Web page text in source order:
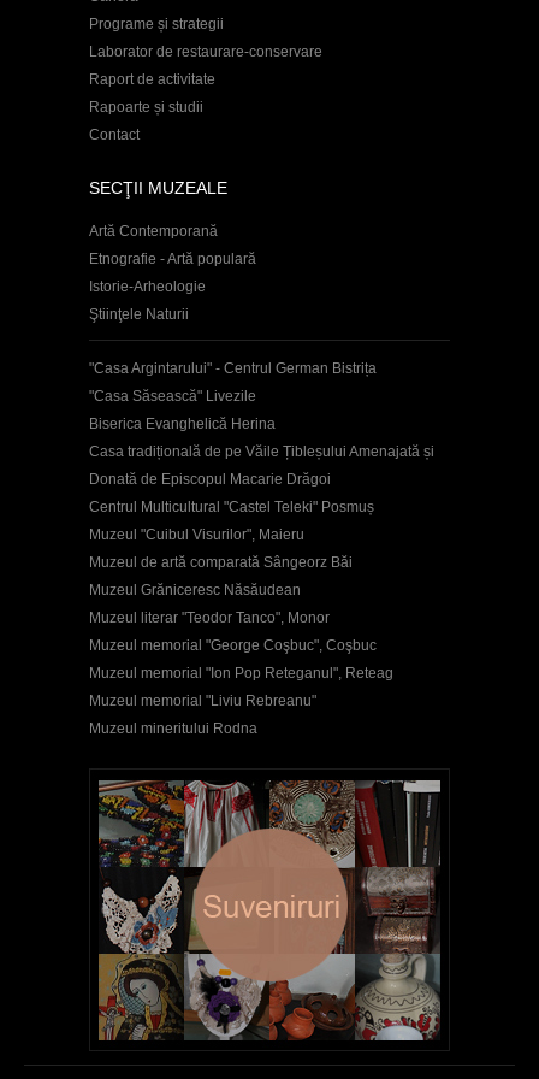
Programe și strategii
Laborator de restaurare-conservare
Raport de activitate
Rapoarte și studii
Contact
SECŢII MUZEALE
Artă Contemporană
Etnografie - Artă populară
Istorie-Arheologie
Ştiinţele Naturii
"Casa Argintarului" - Centrul German Bistrița
"Casa Săsească" Livezile
Biserica Evanghelică Herina
Casa tradițională de pe Văile Țibleșului Amenajată și
Donată de Episcopul Macarie Drăgoi
Centrul Multicultural "Castel Teleki" Posmuș
Muzeul "Cuibul Visurilor", Maieru
Muzeul de artă comparată Sângeorz Băi
Muzeul Grăniceresc Năsăudean
Muzeul literar "Teodor Tanco", Monor
Muzeul memorial "George Coşbuc", Coşbuc
Muzeul memorial "Ion Pop Reteganul", Reteag
Muzeul memorial "Liviu Rebreanu"
Muzeul mineritului Rodna